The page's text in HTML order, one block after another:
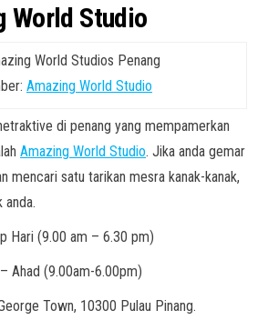
World Studio
Amazing World Studio
di penang yang mempamerkan
Amazing World Studio. Jika anda gemar
mencari satu tarikan mesra kanak-kanak,
anda.
Hari (9.00 am – 6.30 pm)
Ahad (9.00am-6.00pm)
Town, 10300 Pulau Pinang.